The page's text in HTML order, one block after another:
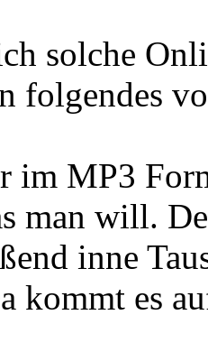
solche
folgendes
im MP3
man will.
inne
kommt es